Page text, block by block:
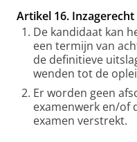
Artikel 16. Inzagerecht
De kandidaat kan
een termijn van
de definitieve
wenden tot de
Er worden geen
examenwerk en/of
examen verstrekt.